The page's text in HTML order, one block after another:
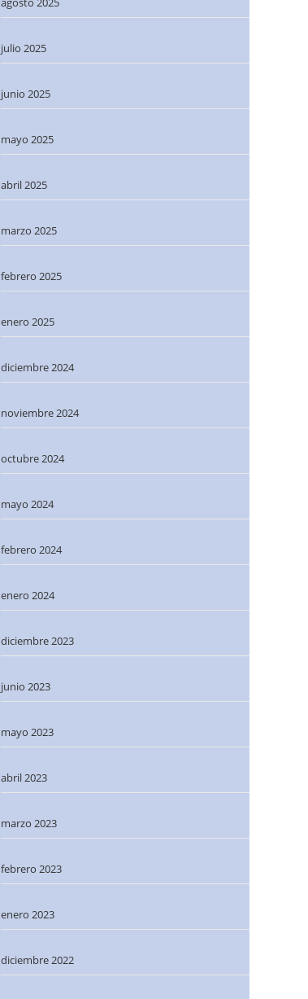
julio 2025
junio 2025
mayo 2025
abril 2025
marzo 2025
febrero 2025
enero 2025
diciembre 2024
noviembre 2024
octubre 2024
mayo 2024
febrero 2024
enero 2024
diciembre 2023
junio 2023
mayo 2023
abril 2023
marzo 2023
febrero 2023
enero 2023
diciembre 2022